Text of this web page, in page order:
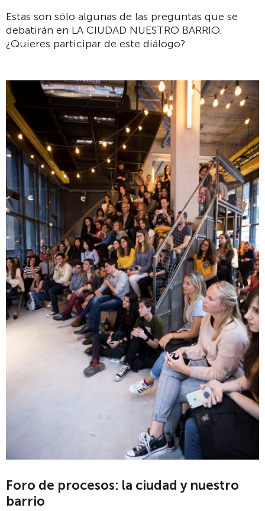
Estas son sólo algunas de las preguntas que se
debatirán en LA CIUDAD NUESTRO BARRIO.
¿Quieres participar de este diálogo?
Foro de procesos: la ciudad y nuestro
barrio